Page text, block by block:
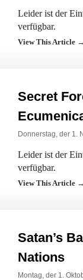
Leider ist der
verfügbar.
View This Article →
Secret
Donnerstag, der 1.
Leider ist der
verfügbar.
View This Article →
Satan’s
Nations
Montag, der 1.